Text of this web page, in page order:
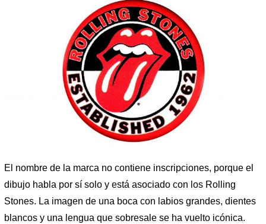
El nombre de la marca no contiene inscripciones, porque el
dibujo habla por sí solo y está asociado con los Rolling
Stones. La imagen de una boca con labios grandes, dientes
blancos y una lengua que sobresale se ha vuelto icónica.